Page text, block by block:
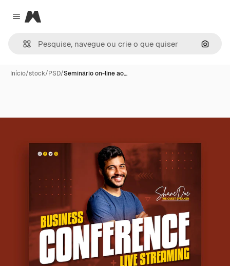
Close menu
Magnific
Início/stock/PSD/Seminário on-line ao…